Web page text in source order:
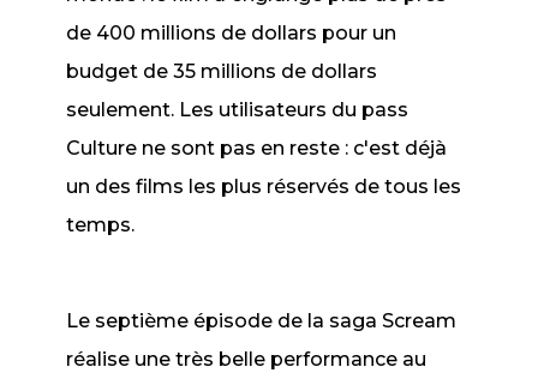
de 400 millions de dollars pour un
budget de 35 millions de dollars
seulement. Les utilisateurs du pass
Culture ne sont pas en reste : c'est déjà
un des films les plus réservés de tous les
temps.
Le septième épisode de la sagaScream
réalise une très belle performance au